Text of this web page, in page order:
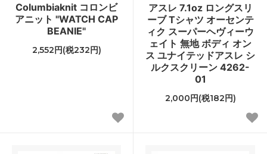
Columbiaknit コロンビ
アニット "WATCH CAP
BEANIE"
2,552円(税232円)
アスレ 7.1oz ロングスリ
ーブ Tシャツ オーセンテ
ィク スーパーヘヴィーウ
ェイト 無地 ボディ オン
ス ユナイテッドアスレ シ
ルクスクリーン 4262-
01
2,000円(税182円)